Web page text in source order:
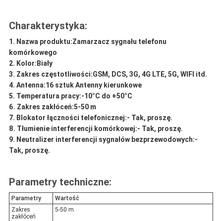
Charakterystyka:
Nazwa produktu:Zamarzacz sygnału telefonu
komórkowego
Kolor: Biały
Zakres częstotliwości:GSM, DCS, 3G, 4G LTE, 5G, WIFI itd.
Antenna:16 sztuk Antenny kierunkowe
Temperatura pracy:-10°C do +50°C
Zakres zakłóceń:5-50 m
Blokator łączności telefonicznej:- Tak, proszę.
Tłumienie interferencji komórkowej:- Tak, proszę.
Neutralizer interferencji sygnałów bezprzewodowych:-
Tak, proszę.
Parametry techniczne:
Parametry
Wartość
Zakres
zakłóceń
5-50 m